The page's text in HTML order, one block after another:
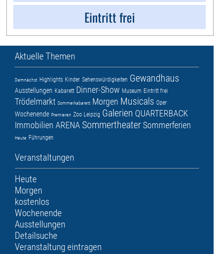
Eintritt frei
Aktuelle Themen
Demnächst Highlights Kinder Sehenswürdigkeiten Gewandhaus
Ausstellungen Kabarett Dinner-Show Museum Eintritt frei
Trödelmarkt Sommerkabarett Morgen Musicals Oper
Wochenende Premieren Zoo Leipzig Galerien QUARTERBACK
Immobilien ARENA SommertheaterSommerferien
Heute Führungen
Veranstaltungen
Heute
Morgen
kostenlos
Wochenende
Ausstellungen
Detailsuche
Veranstaltung eintragen